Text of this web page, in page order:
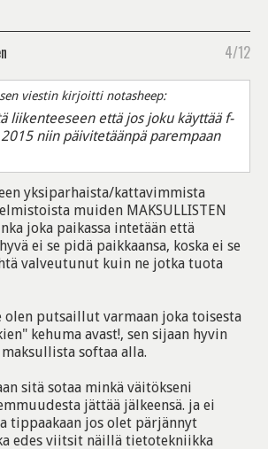
4/12
viestin kirjoitti notasheep:
liikenteeseen että jos joku käyttää f-
niin päivitetäänpä parempaan
yksiparhaista/kattavimmista
muiden MAKSULLISTEN
joka paikassa intetään että
ei se pidä paikkaansa, koska ei se
valveutunut kuin ne jotka tuota
olen putsaillut varmaan joka toisesta
kehuma avast!, sen sijaan hyvin
softaa alla.
sitä sotaa minkä väitökseni
jättää jälkeensä. ja ei
tippaakaan jos olet pärjännyt
edes viitsit näillä tietotekniikka